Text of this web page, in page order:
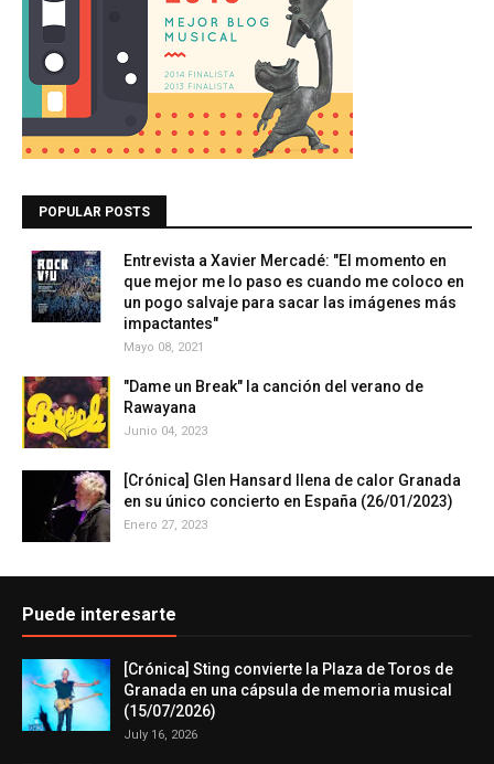
POPULAR POSTS
Entrevista a Xavier Mercadé: "El momento en
que mejor me lo paso es cuando me coloco en
un pogo salvaje para sacar las imágenes más
impactantes"
Mayo 08, 2021
"Dame un Break" la canción del verano de
Rawayana
Junio 04, 2023
[Crónica] Glen Hansard llena de calor Granada
en su único concierto en España (26/01/2023)
Enero 27, 2023
Puede interesarte
[Crónica] Sting convierte la Plaza de Toros de
Granada en una cápsula de memoria musical
(15/07/2026)
July 16, 2026